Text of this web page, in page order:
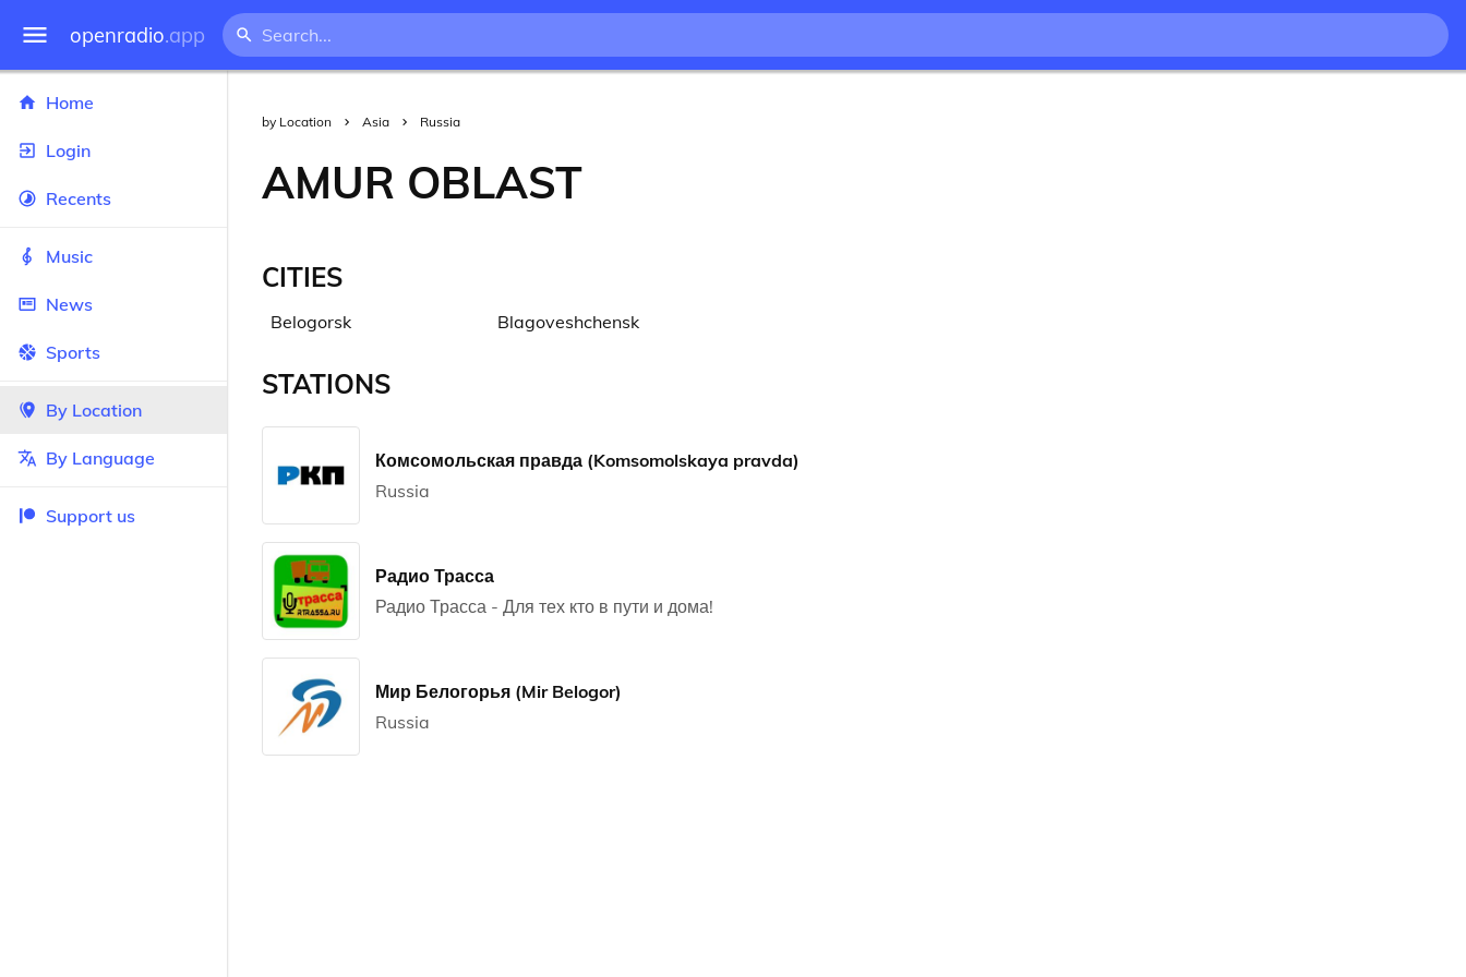
openradio.app
Home
Login
Recents
Music
News
Sports
By Location
By Language
Support us
by Location Asia Russia
AMUR OBLAST
CITIES
Belogorsk Blagoveshchensk
STATIONS
Комсомольская правда (Komsomolskaya pravda)
Russia
Радио Трасса
Радио Трасса - Для тех кто в пути и дома!
Мир Белогорья (Mir Belogor)
Russia